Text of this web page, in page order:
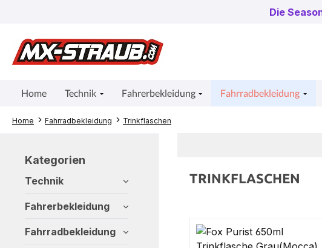
Die
Home Technik Fahrerbekleidung Fahrradbekleidung
Home Fahrradbekleidung Trinkflaschen
Kategorien
Technik
Fahrerbekleidung
Fahrradbekleidung
TRINKFLASCHEN